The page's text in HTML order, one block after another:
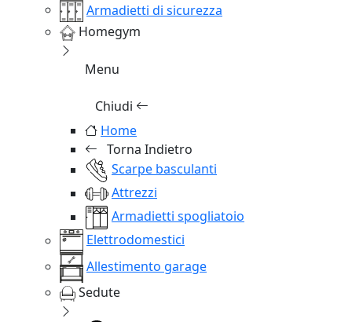
Armadietti di sicurezza
Homegym
Menu
Chiudi
Home
Torna Indietro
Scarpe basculanti
Attrezzi
Armadietti spogliatoio
Elettrodomestici
Allestimento garage
Sedute